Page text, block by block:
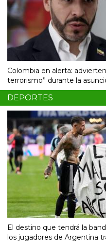
Colombia en alerta:
terrorismo” durante la
DEPORTES
El destino que tendrá la
los jugadores de Argentina